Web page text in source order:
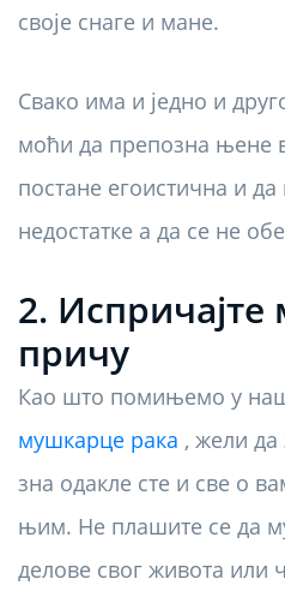
своје снаге и мане.
Свако има и једно и
моћи да препозна њене
постане егоистична и
недостатке а да се не
2. Испричајте
причу
Као што помињемо у
мушкарце рака , жели да
зна одакле сте и све о
њим. Не плашите се да
делове свог живота или